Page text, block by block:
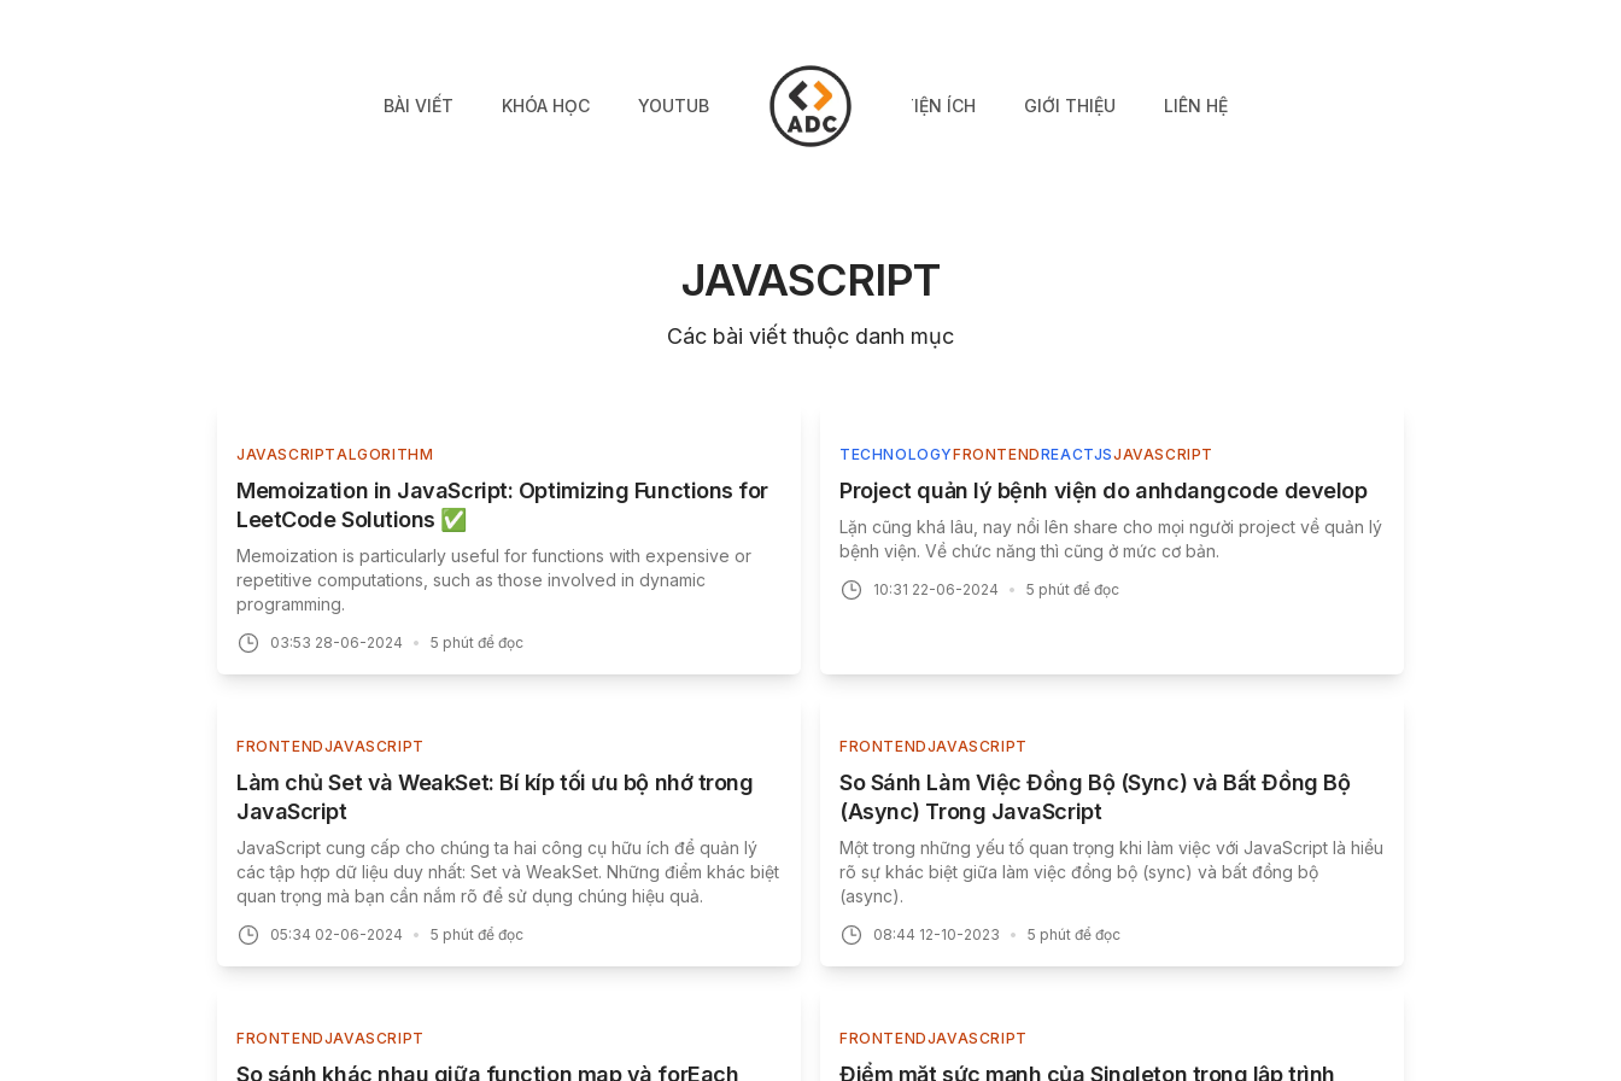
BÀI VIẾT KHÓA HỌC YOUTUBE TIỆN ÍCH GIỚI THIỆU LIÊN HỆ
JAVASCRIPT
Các bài viết thuộc danh mục
JAVASCRIPTALGORITHM
Memoization in JavaScript: Optimizing Functions for
LeetCode Solutions ✅
Memoization is particularly useful for functions with expensive or
repetitive computations, such as those involved in dynamic
programming.
03:53 28-06-2024 • 5 phút để đọc
TECHNOLOGYFRONTENDREACTJSJAVASCRIPT
Project quản lý bệnh viện do anhdangcode develop
Lặn cũng khá lâu, nay nổi lên share cho mọi người project về quản lý
bệnh viện. Về chức năng thì cũng ở mức cơ bản.
10:31 22-06-2024 • 5 phút để đọc
FRONTENDJAVASCRIPT
Làm chủ Set và WeakSet: Bí kíp tối ưu bộ nhớ trong
JavaScript
JavaScript cung cấp cho chúng ta hai công cụ hữu ích để quản lý
các tập hợp dữ liệu duy nhất: Set và WeakSet. Những điểm khác biệt
quan trọng mà bạn cần nắm rõ để sử dụng chúng hiệu quả.
05:34 02-06-2024 • 5 phút để đọc
FRONTENDJAVASCRIPT
So Sánh Làm Việc Đồng Bộ (Sync) và Bất Đồng Bộ
(Async) Trong JavaScript
Một trong những yếu tố quan trọng khi làm việc với JavaScript là hiểu
rõ sự khác biệt giữa làm việc đồng bộ (sync) và bất đồng bộ
(async).
08:44 12-10-2023 • 5 phút để đọc
FRONTENDJAVASCRIPT
So sánh khác nhau giữa function map và forEach
FRONTENDJAVASCRIPT
Điểm mặt sức mạnh của Singleton trong lập trình